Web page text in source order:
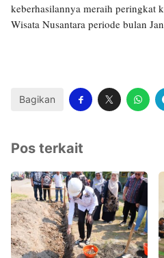
keberhasilannya meraih peringkat
Wisata Nusantara periode bulan
Bagikan
Pos terkait